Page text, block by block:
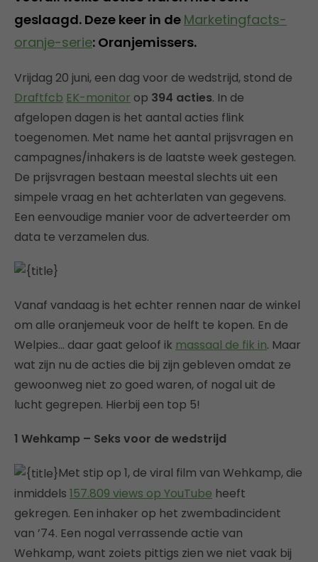
geslaagd. Deze keer in de Marketingfacts-
oranje-serie: Oranjemissers.
Vrijdag 20 juni, een dag voor de wedstrijd, stond de
Draftfcb EK-monitor op 394 acties. In de
afgelopen dagen is het aantal acties flink
toegenomen. Met name het aantal prijsvragen en
campagnes/inhakers is de laatste week gestegen.
De prijsvragen bestaan meestal slechts uit een
simpele vraag en het achterlaten van gegevens.
Een eenvoudige manier voor de adverteerder om
data te verzamelen dus.
Vanaf vandaag is het echter rennen naar de winkel
om alle oranjemeuk voor de helft te kopen. En de
Welpies… daar gaat geloof ik massaal de fik in. Maar
wat zijn nu de acties die bij zijn gebleven omdat ze
gewoonweg niet zo goed waren, of nogal uit de
lucht gegrepen. Hierbij een top 5!
1 Wehkamp – Seks voor de wedstrijd
Met stip op 1, de viral film van Wehkamp, die
inmiddels 157.809 views op YouTube heeft
gekregen. Een inhaker op het zwembadincident
van ’74. Een nogal verrassende actie van
Wehkamp, want zoiets pittigs zien we niet vaak bij